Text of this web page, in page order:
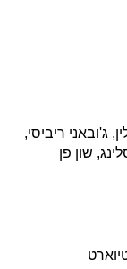
, ג'ובאני ריביסי,
, שון פן